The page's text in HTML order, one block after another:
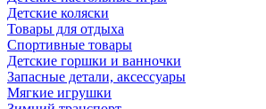
Детские коляски
Товары для отдыха
Спортивные товары
Детские горшки и ванночки
Запасные детали, аксессуары
Мягкие игрушки